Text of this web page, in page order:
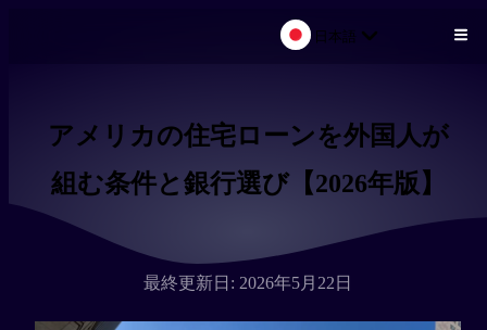
日本語
アメリカの住宅ローンを外国人が
組む条件と銀行選び【2026年版】
最終更新日: 2026年5月22日